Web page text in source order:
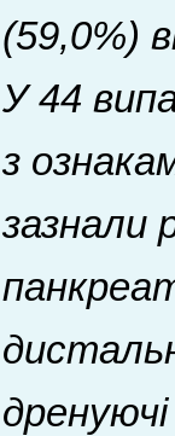
(59,0%)
У 44
з
зазнали